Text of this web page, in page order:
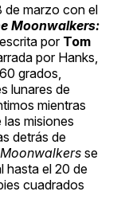
de marzo con el
Moonwalkers:
por Tom
por Hanks,
grados,
lunares de
mientras
las misiones
detrás de
se
hasta el 20 de
cuadrados